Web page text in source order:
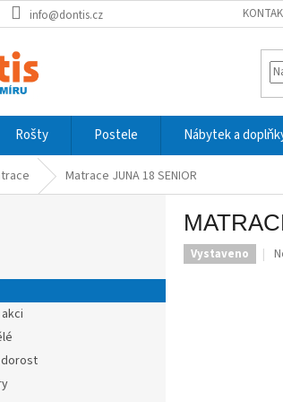
info@dontis.cz
Rošty Postele Nábytek a
Matrace JUNA 18 SENIOR
Vystaveno